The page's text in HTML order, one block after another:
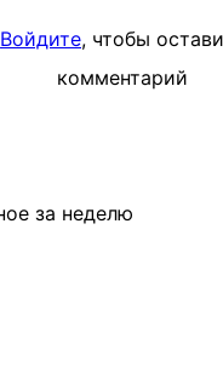
Войдите, чтобы
комментарий
за неделю